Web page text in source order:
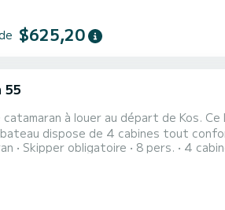
$625,20
55
catamaran à louer au départ de Kos.
votre meilleur allié pour passer des
Skipper obligatoire 8 pers. 4